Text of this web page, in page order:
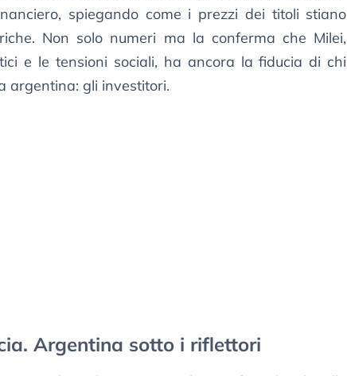
spiegando come i prezzi dei titoli stiano
Non solo numeri ma la conferma che Milei,
e le tensioni sociali, ha ancora la fiducia di chi
argentina: gli investitori.
Argentina sotto i riflettori